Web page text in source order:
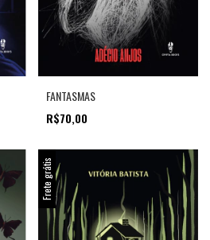
FANTASMAS
R$70,00
Frete grátis